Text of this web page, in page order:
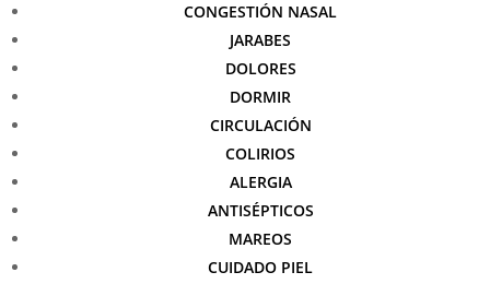
CONGESTIÓN NASAL
JARABES
DOLORES
DORMIR
CIRCULACIÓN
COLIRIOS
ALERGIA
ANTISÉPTICOS
MAREOS
CUIDADO PIEL